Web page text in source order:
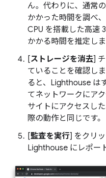
ん。代わりに、通常
かかった時間を調べ
CPU を搭載した高速
かかる時間を推定しま
[ストレージを消去]
ていることを確認し
ると、Lighthouse は
てネットワークにア
サイトにアクセスし
際の動作と同じです。
[監査を実行] をクリ
Lighthouse にレポー